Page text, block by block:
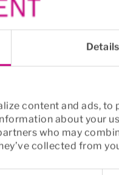
Details
content and ads,
about your
who may
collected from
upp till fem
i samma